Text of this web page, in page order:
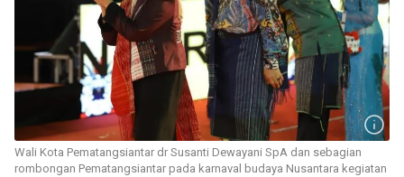
Wali Kota Pematangsiantar dr Susanti Dewayani SpA dan sebagian
rombongan Pematangsiantar pada karnaval budaya Nusantara kegiatan